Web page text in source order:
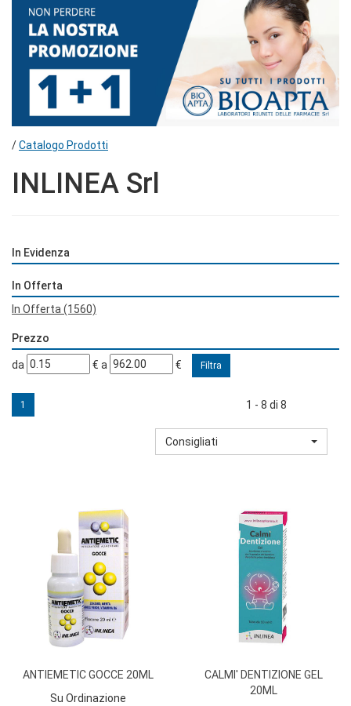
/Catalogo Prodotti
INLINEA Srl
In Evidenza
In Offerta
In Offerta (1560)
Prezzo
filtra
da € filtra
a €
1 1 - 8 di 8
Consigliati
ANTIEMETIC GOCCE 20ML
Su Ordinazione
CALMI' DENTIZIONE GEL
20ML